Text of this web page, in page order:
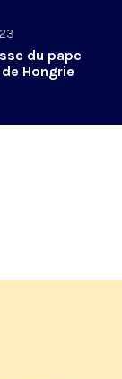
du pape
Hongrie